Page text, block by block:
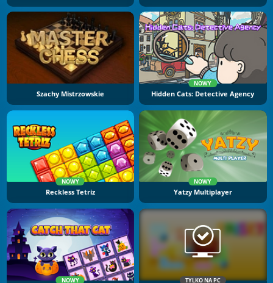
Szachy Mistrzowskie
NOWY
Hidden Cats: Detective Agency
NOWY
Reckless Tetriz
NOWY
Yatzy Multiplayer
NOWY TYLKO NA PC